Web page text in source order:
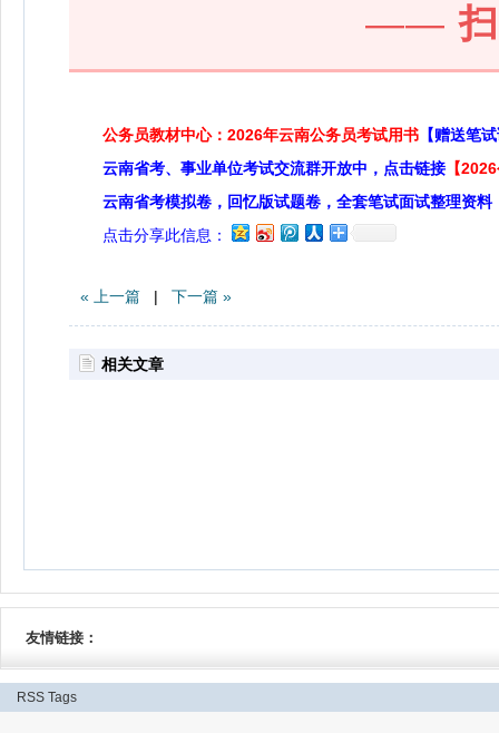
——
公务员教材中心：2026年云南公务员考试用书 【赠送笔
云南省考、事业单位考试交流群开放中，点击链接 【
云南省考模拟卷，回忆版试题卷，全套笔试面试整理资料
点击分享此信息：
« 上一篇 | 下一篇 »
相关文章
友情链接：
RSS Tags